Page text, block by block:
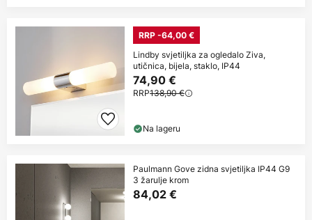
RRP -64,00 €
Lindby svjetiljka za ogledalo Ziva,
utičnica, bijela, staklo, IP44
74,90 €
RRP138,90 €
Na lageru
Paulmann Gove zidna svjetiljka IP44 G9
3 žarulje krom
84,02 €